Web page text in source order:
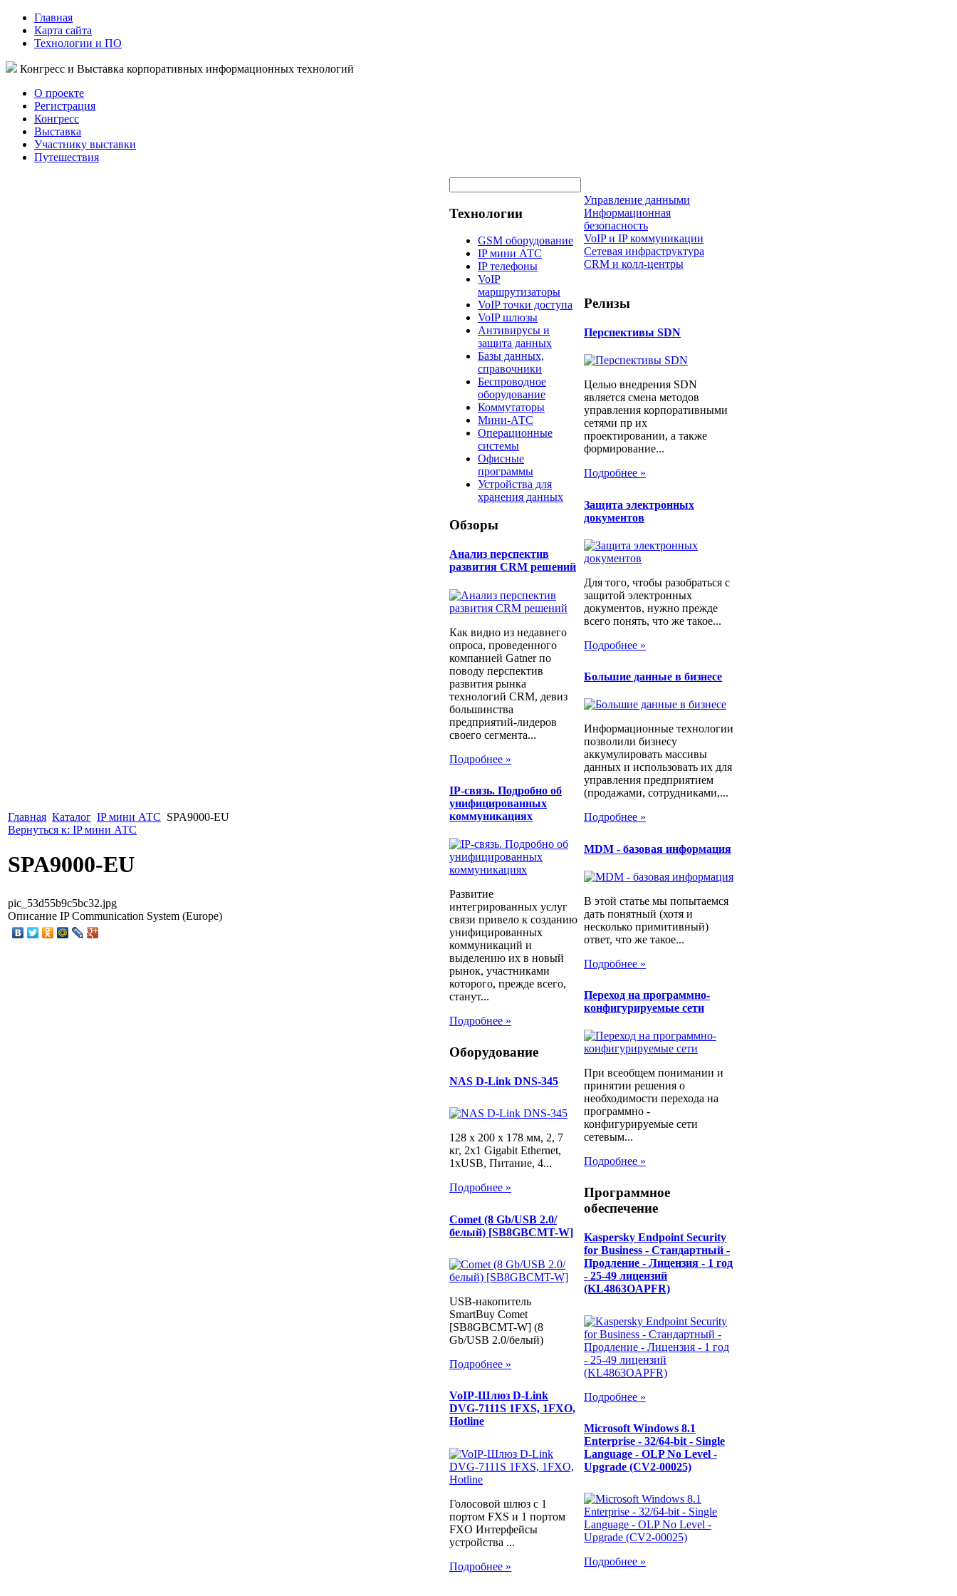
Главная
Карта сайта
Технологии и ПО
Конгресс и Выставка корпоративных информационных технологий
О проекте
Регистрация
Конгресс
Выставка
Участнику выставки
Путешествия
Главная Каталог IP мини АТС SPA9000-EU
Вернуться к: IP мини АТС
SPA9000-EU
pic_53d55b9c5bc32.jpg
Описание IP Communication System (Europe)
Технологии
GSM оборудование
IP мини АТС
IP телефоны
VoIP
маршрутизаторы
VoIP точки доступа
VoIP шлюзы
Антивирусы и
защита данных
Базы данных,
справочники
Беспроводное
оборудование
Коммутаторы
Мини-АТС
Операционные
системы
Офисные
программы
Устройства для
хранения данных
Обзоры
Анализ перспектив
развития CRM решений
Как видно из недавнего
опроса, проведенного
компанией Gatner по
поводу перспектив
развития рынка
технологий CRM, девиз
большинства
предприятий-лидеров
своего сегмента...
Подробнее »
IP-связь. Подробно об
унифицированных
коммуникациях
Развитие
интегрированных услуг
связи привело к созданию
унифицированных
коммуникаций и
выделению их в новый
рынок, участниками
которого, прежде всего,
станут...
Подробнее »
Оборудование
NAS D-Link DNS-345
128 x 200 x 178 мм, 2, 7
кг, 2х1 Gigabit Ethernet,
1хUSB, Питание, 4...
Подробнее »
Comet (8 Gb/USB 2.0/
белый) [SB8GBCMT-W]
USB-накопитель
SmartBuy Comet
[SB8GBCMT-W] (8
Gb/USB 2.0/белый)
Подробнее »
VoIP-Шлюз D-Link
DVG-7111S 1FXS, 1FXO,
Hotline
Голосовой шлюз с 1
портом FXS и 1 портом
FXO Интерфейсы
устройства ...
Подробнее »
Управление данными
Информационная
безопасность
VoIP и IP коммуникации
Сетевая инфраструктура
CRM и колл-центры
Релизы
Перспективы SDN
Целью внедрения SDN
является смена методов
управления корпоративными
сетями пр их
проектировании, а также
формирование...
Подробнее »
Защита электронных
документов
Для того, чтобы разобраться с
защитой электронных
документов, нужно прежде
всего понять, что же такое...
Подробнее »
Большие данные в бизнесе
Информационные технологии
позволили бизнесу
аккумулировать массивы
данных и использовать их для
управления предприятием
(продажами, сотрудниками,...
Подробнее »
MDM - базовая информация
В этой статье мы попытаемся
дать понятный (хотя и
несколько примитивный)
ответ, что же такое...
Подробнее »
Переход на программно-
конфигурируемые сети
При всеобщем понимании и
принятии решения о
необходимости перехода на
программно -
конфигурируемые сети
сетевым...
Подробнее »
Программное
обеспечение
Kaspersky Endpoint Security
for Business - Стандартный -
Продление - Лицензия - 1 год
- 25-49 лицензий
(KL4863OAPFR)
Подробнее »
Microsoft Windows 8.1
Enterprise - 32/64-bit - Single
Language - OLP No Level -
Upgrade (CV2-00025)
Подробнее »